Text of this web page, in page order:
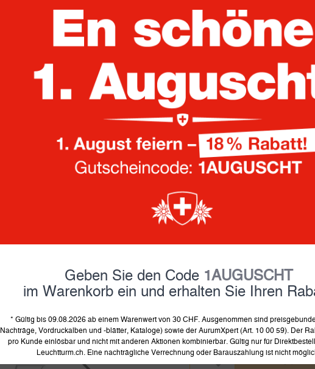
Showcase
schwarz
Artikelnummer:373295
• Stabiler Karton mit fest
• 60 Fächer im Format 50 x
• Aufklappbarer Deckel mit
• Unauffälliger
• Durch Ösen auf der
• Außenformat: 445 x 384 x
inkl. MwSt und zzgl.Versand
lieferbar ab 11.8.2026, jetzt
in
Geben Sie den Code 1AUGUSCHT
im Warenkorb ein und erhalten Sie Ihren
* Gültig bis 09.08.2026 ab einem Warenwert von 30 CHF. Ausgenommen sind
Vordruckalben und -blätter, Kataloge) sowie der AurumXpert (Art. 10 00 59). Der
pro Kunde einlösbar und nicht mit anderen Aktionen kombinierbar. Gültig nur für
Leuchtturm.ch. Eine nachträgliche Verrechnung oder Barauszahlung ist nicht